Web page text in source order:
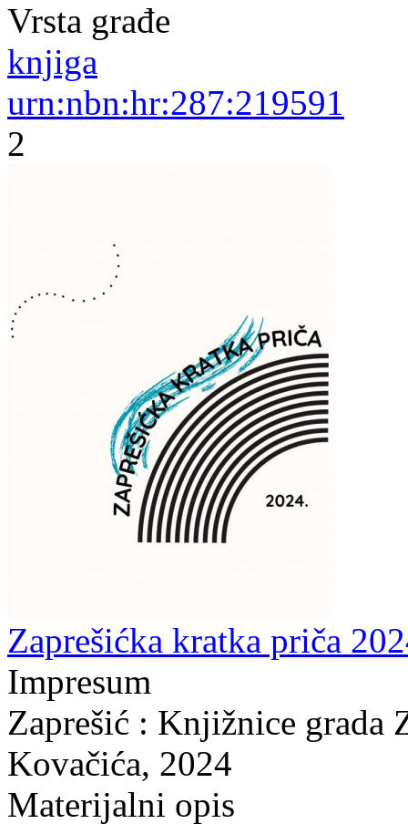
Vrsta građe
knjiga
urn:nbn:hr:287:219591
2
Zaprešićka kratka priča
Impresum
Zaprešić : Knjižnice grada
Kovačića, 2024
Materijalni opis